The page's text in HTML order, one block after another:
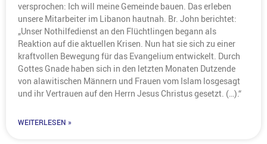
versprochen: Ich will meine Gemeinde bauen. Das erleben
unsere Mitarbeiter im Libanon hautnah. Br. John berichtet:
„Unser Nothilfedienst an den Flüchtlingen begann als
Reaktion auf die aktuellen Krisen. Nun hat sie sich zu einer
kraftvollen Bewegung für das Evangelium entwickelt. Durch
Gottes Gnade haben sich in den letzten Monaten Dutzende
von alawitischen Männern und Frauen vom Islam losgesagt
und ihr Vertrauen auf den Herrn Jesus Christus gesetzt. (…).“
WEITERLESEN »